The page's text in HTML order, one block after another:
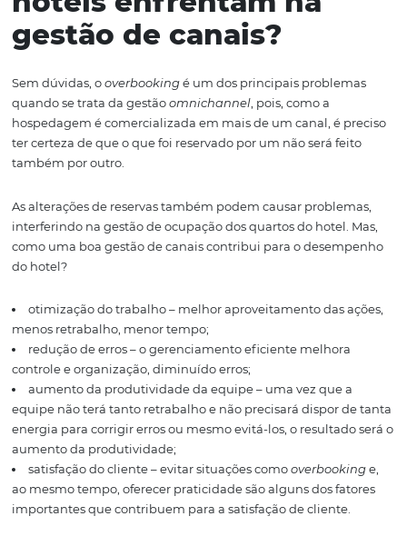
Neste artigo, você aprenderá como a segmentação de
importante para realizar a gestão de canais e ajudar na
Quais os desafios
hotéis enfrentam na
gestão de canais?
Sem dúvidas, ooverbookingé um dos principais
quando se trata da gestão
ter certeza de que o que foi reservado por um não será
também por outro.
As alterações de reservas também podem causar
interferindo na gestão de ocupação dos quartos do
como uma boa gestão de canais contribui para o
do hotel?
otimização do trabalho – melhor aproveitamento das